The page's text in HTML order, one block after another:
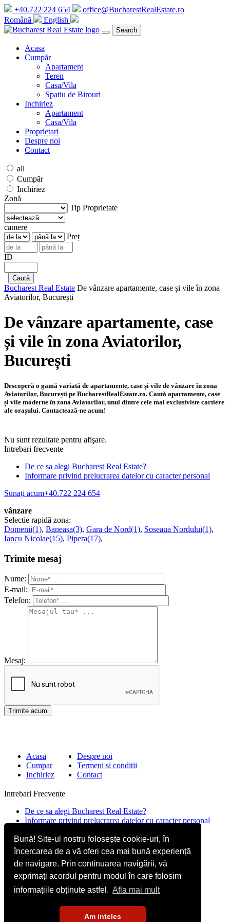
Bună! Site-ul nostru folosește cookie-uri, în
încercarea de a vă oferi cea mai bună experiență
de navigare. Prin continuarea navigării, vă
exprimați acordul pentru modul în care folosim
informațiile obținute astfel. Afla mai mult
Am inteles
+40.722 224 654
office@BucharestRealEstate.ro
Română
English
Search
Acasa
Cumpăr
Apartament
Teren
Casa/Vila
Spatiu de Birouri
Inchiriez
Apartament
Casa/Vila
Proprietari
Despre noi
Contact
all
Cumpăr
Inchiriez
Zonă
Tip Proprietate
camere
Preț
ID
Bucharest Real Estate De vânzare apartamente, case și vile în zona
Aviatorilor, București
De vânzare apartamente, case
și vile în zona Aviatorilor,
București
Descoperă o gamă variată de apartamente, case și vile de vânzare în zona
Aviatorilor, București pe BucharestRealEstate.ro. Caută apartamente, case
și vile moderne în zona Aviatorilor, unul dintre cele mai exclusiviste cartiere
ale orașului. Contactează-ne acum!
Nu sunt rezultate pentru afişare.
Intrebari frecvente
De ce sa alegi Bucharest Real Estate?
Informare privind prelucrarea datelor cu caracter personal
Sunați acum+40.722 224 654
vânzare
Selectie rapidă zona:
Domenii(1), Baneasa(3), Gara de Nord(1), Soseaua Nordului(1),
Iancu Nicolae(15), Pipera(17),
Trimite mesaj
Nume:
E-mail:
Telefon:
Mesaj:
Acasa
Cumpar
Inchiriez
Despre noi
Termeni si conditii
Contact
Intrebari Frecvente
De ce sa alegi Bucharest Real Estate?
Informare privind prelucrarea datelor cu caracter personal
Contact
Str. Mircea Eliade 16, Voluntari077190
Giuseppe Garibaldi nr.1, parter, Bucuresti
+40.722 224 654
Copyright © BucharestRealEstate.ro 2022. Toate drepturile